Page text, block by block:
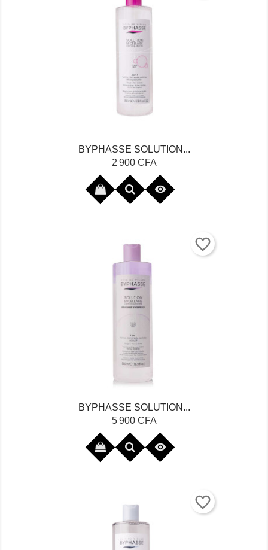
BYPHASSE SOLUTION...
Prix
2 900 CFA

favorite_border
BYPHASSE SOLUTION...
Prix
5 900 CFA

favorite_border